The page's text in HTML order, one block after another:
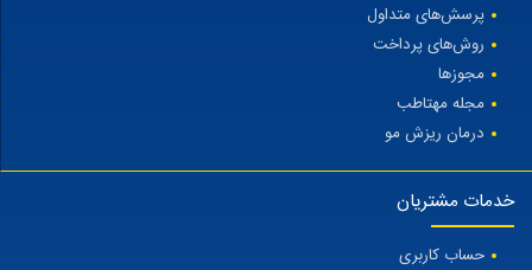
پرسش‌های متداول
روش‌های پرداخت
مجوزها
مجله مهتاطب
درمان ریزش مو
خدمات مشتریان
حساب کاربری